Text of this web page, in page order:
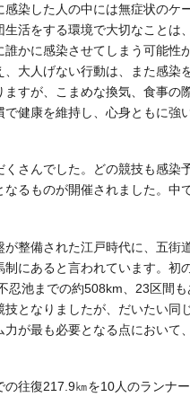
染した人の中には無症状のケ
活をする環境で大切なことは
かに感染させてしまう可能性
大人げない行動は、また感染
すが、こまめな換気、食事の
健康を維持し、心身ともに強
さんでした。どの競技も感染
るものが開催されました。中
整備された江戸時代に、五街
にあると言われています。初
忍池までの約508km、23区間も
となりましたが、だいたい同
が最も必要となる点において
往復217.9㎞を10人のランナ